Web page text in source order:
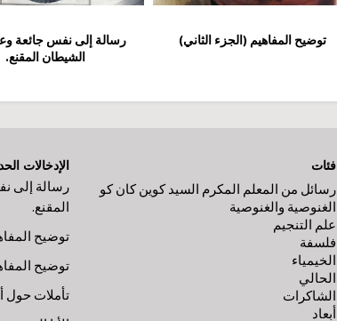
رسالة إلى نفس جائعة
الشيطان المقنع.
توضيح المفاهيم (الجزء الثاني)
فئات
رسائل من المعلم المكرم السيد كوين كان كو
الغنوصية والغنوصية
علم التنجيم
فلسفة
الخيمياء
الحالي
الشاكرات
أبعاد
الإدخالات
رسالة إلى
المقنع.
توضيح
توضيح
تأملات حول